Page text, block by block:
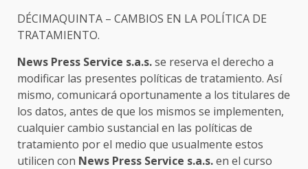
DÉCIMAQUINTA – CAMBIOS EN LA POLÍTICA DE
TRATAMIENTO.
News Press Service s.a.s.se reserva el derecho a
modificar las presentes políticas de tratamiento. Así
mismo, comunicará oportunamente a los titulares de
los datos, antes de que los mismos se implementen,
cualquier cambio sustancial en las políticas de
tratamiento por el medio que usualmente estos
utilicen con News Press Service s.a.s.en el curso